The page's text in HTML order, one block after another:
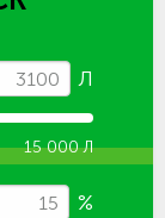
Л
15 000 Л
%